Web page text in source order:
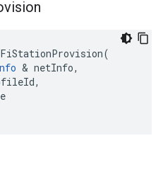
(
& netInfo,
,